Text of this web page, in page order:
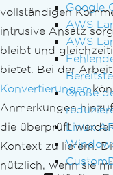
Google
AWS
AWS
Größe
Linux
vollständigen
intrusive Ansatz
bleibt und
bietet. Bei der
Konvertierungen
Anmerkungen
die überprüft
Kontext zu liefern.
nützlich, wenn sie